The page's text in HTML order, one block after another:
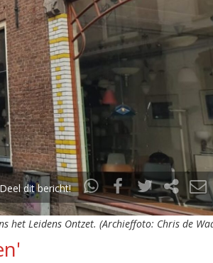
Deel dit bericht!
het Leidens Ontzet. (Archieffoto: Chris de